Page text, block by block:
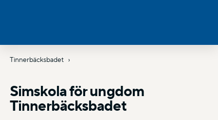
Tinnerbäcksbadet
Simskola för ungdom
Tinnerbäcksbadet